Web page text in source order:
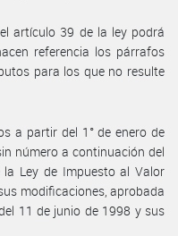
artículo 39 de la ley podrá
referencia los párrafos
para los que no resulte
a partir del 1° de enero de
número a continuación del
Ley de Impuesto al Valor
modificaciones, aprobada
11 de junio de 1998 y sus